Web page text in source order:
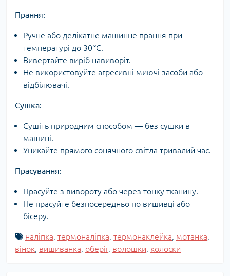
Прання:
Ручне або делікатне машинне прання при
температурі до 30 °C.
Вивертайте виріб навиворіт.
Не використовуйте агресивні миючі засоби або
відбілювачі.
Сушка:
Сушіть природним способом — без сушки в
машині.
Уникайте прямого сонячного світла тривалий час.
Прасування:
Прасуйте з вивороту або через тонку тканину.
Не прасуйте безпосередньо по вишивці або
бісеру.
наліпка, термоналіпка, термонаклейка, мотанка,
вінок, вишиванка, оберіг, волошки, колоски